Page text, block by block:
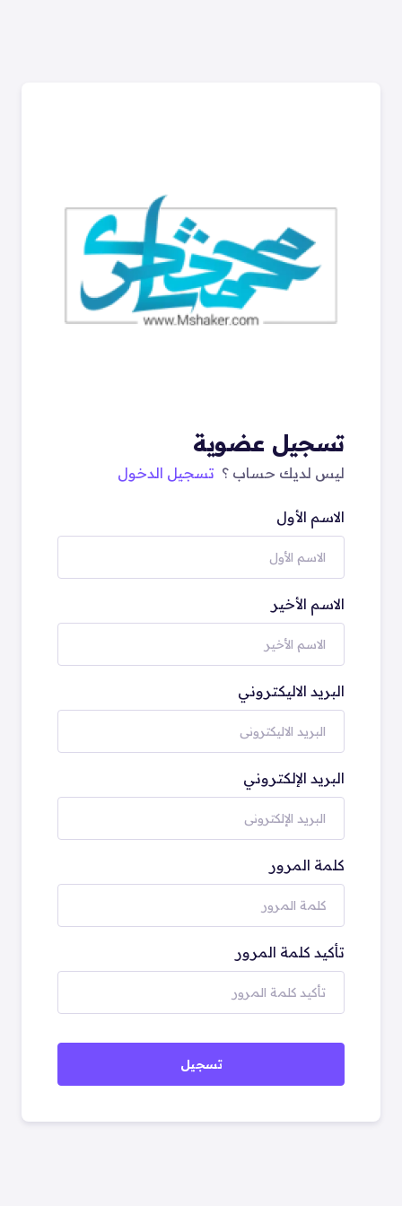
تسجيل عضوية
ليس لديك حساب ؟ تسجيل الدخول
الاسم الأول
الاسم الأخير
البريد الاليكتروني
البريد الإلكتروني
كلمة المرور
تأكيد كلمة المرور
تسجيل